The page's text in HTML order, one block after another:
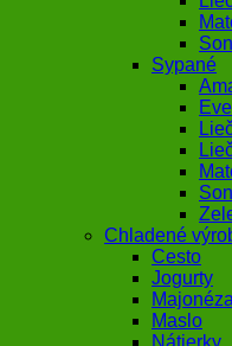
Sypané
Chladené
Cesto
Jogurty
Maslo
Nátierky